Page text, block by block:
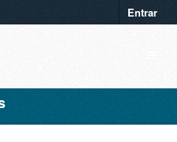
Entrar